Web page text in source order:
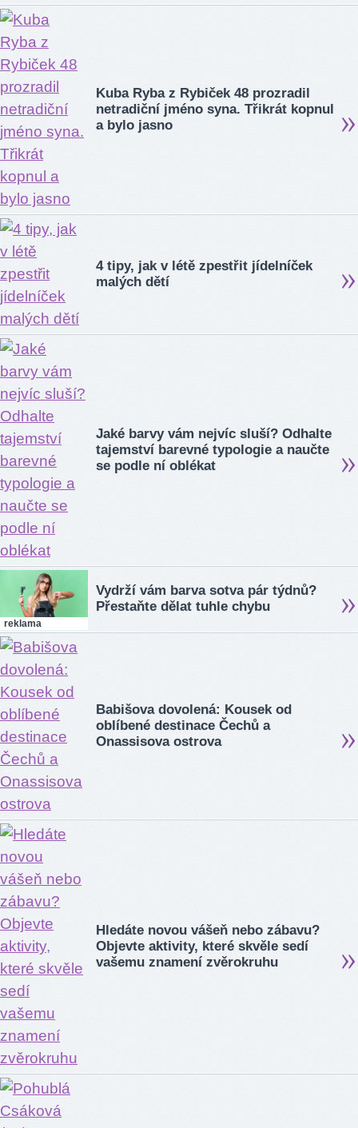
Kuba Ryba z Rybiček 48 prozradil
netradiční jméno syna. Třikrát kopnul
a bylo jasno
4 tipy, jak v létě zpestřit jídelníček
malých dětí
Jaké barvy vám nejvíc sluší? Odhalte
tajemství barevné typologie a naučte
se podle ní oblékat
reklama
Vydrží vám barva sotva pár týdnů?
Přestaňte dělat tuhle chybu
Babišova dovolená: Kousek od
oblíbené destinace Čechů a
Onassisova ostrova
Hledáte novou vášeň nebo zábavu?
Objevte aktivity, které skvěle sedí
vašemu znamení zvěrokruhu